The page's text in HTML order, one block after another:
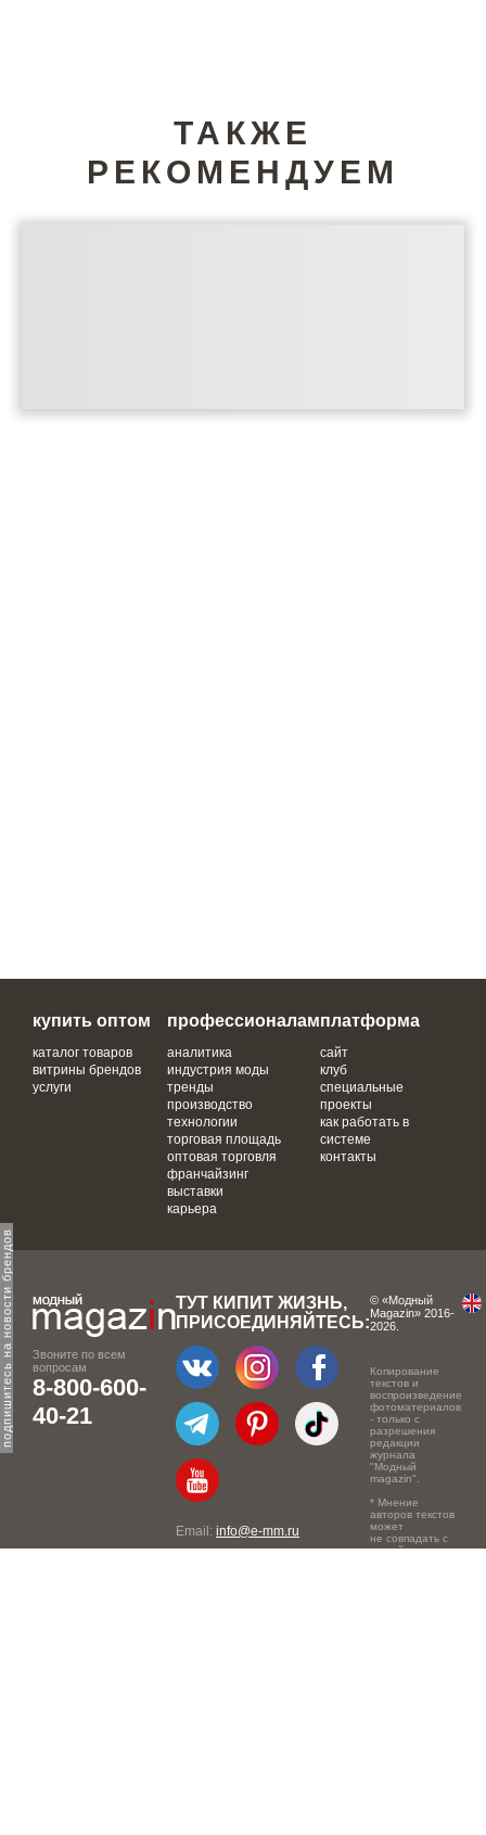
подпишитесь на новости брендов
ТАКЖЕ
РЕКОМЕНДУЕМ
купить оптом
каталог товаров
витрины брендов
услуги
профессионалам
аналитика
индустрия моды
тренды
производство
технологии
торговая площадь
оптовая торговля
франчайзинг
выставки
карьера
платформа
сайт
клуб
специальные
проекты
как работать в
системе
контакты
Звоните по всем
вопросам
8-800-600-
40-21
ТУТ КИПИТ ЖИЗНЬ,
ПРИСОЕДИНЯЙТЕСЬ:
Email: info@e-mm.ru
© «Модный
Magazin» 2016-
2026.
Копирование
текстов и
воспроизведение
фотоматериалов
- только с
разрешения
редакции
журнала
"Модный
magazin".
* Мнение
авторов текстов
может
не совпадать с
точкой зрения